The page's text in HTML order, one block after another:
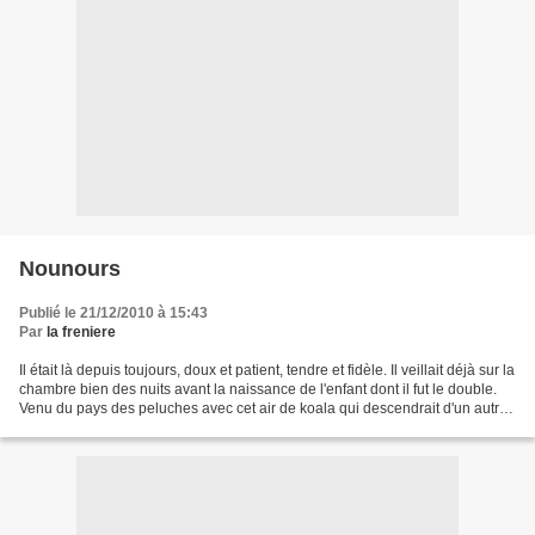
Nounours
Publié le 21/12/2010 à 15:43
Par la freniere
Il était là depuis toujours, doux et patient, tendre et fidèle. Il veillait déjà sur la
chambre bien des nuits avant la naissance de l'enfant dont il fut le double.
Venu du pays des peluches avec cet air de koala qui descendrait d'un autre